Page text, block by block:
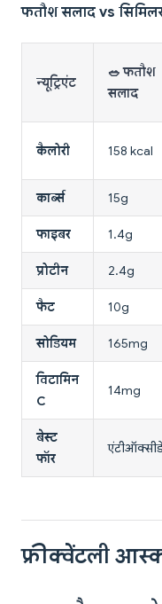
फतौश सलाद vs
न्यूट्रिएंट
🥗 फतौश
सलाद
कैलोरी 158 kcal
कार्ब्स 15g
फाइबर 1.4g
प्रोटीन 2.4g
फैट 10g
सोडियम 165mg
विटामिन
C
14mg
बेस्ट
फॉर
फ्रीक्वेंटली